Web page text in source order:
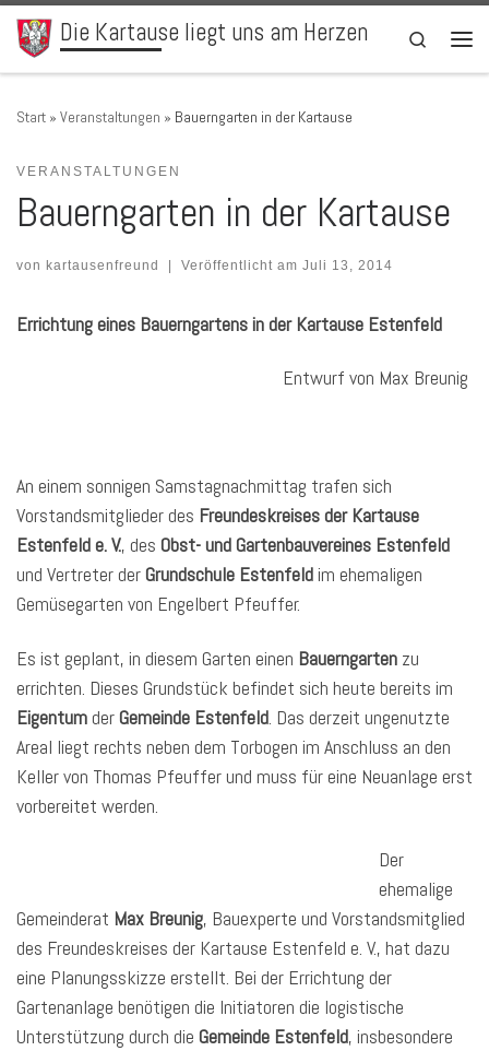
Zum Inhalt springen
Die Kartause liegt uns am Herzen
Search
Start » Veranstaltungen » Bauerngarten in der Kartause
VERANSTALTUNGEN
Bauerngarten in der Kartause
von kartausenfreund | Veröffentlicht am Juli 13, 2014
Errichtung eines Bauerngartens in der Kartause Estenfeld
Entwurf von Max Breunig
An einem sonnigen Samstagnachmittag trafen sich
Vorstandsmitglieder des Freundeskreises der Kartause
Estenfeld e. V., des Obst- und Gartenbauvereines Estenfeld
und Vertreter derGrundschule Estenfeldim ehemaligen
Gemüsegarten von Engelbert Pfeuffer.
Es ist geplant, in diesem Garten einen Bauerngarten zu
errichten. Dieses Grundstück befindet sich heute bereits im
EigentumderGemeinde Estenfeld. Das derzeit ungenutzte
Areal liegt rechts neben dem Torbogen im Anschluss an den
Keller von Thomas Pfeuffer und muss für eine Neuanlage erst
vorbereitet werden.
Der
ehemalige
Gemeinderat Max Breunig, Bauexperte und Vorstandsmitglied
des Freundeskreises der Kartause Estenfeld e. V., hat dazu
eine Planungsskizze erstellt. Bei der Errichtung der
Gartenanlage benötigen die Initiatoren die logistische
Unterstützung durch die Gemeinde Estenfeld, insbesondere